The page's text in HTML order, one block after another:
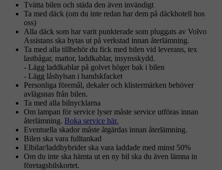
Tvätta bilen och städa den även invändigt
Ta med däck (om du inte redan har dem på däckhotell hos
oss)
Alla däck som har varit punkterade som pluggats av Volvo
Assistans ska bytas ut på verkstad innan återlämning.
Ta med alla tillbehör du fick med bilen vid leverans, tex
lastbågar, mattor, laddkablar, insynsskydd.
- Lägg laddkablar på golvet höger bak i bilen
- Lägg låshylsan i handskfacket
Personliga föremål, dekaler och klistermärken behöver
avlägsnas från bilen.
Ta med alla bilnycklarna
Om lampan för service lyser måste service utföras innan
återlämning. Boka service här.
Eventuella skador måste åtgärdas innan återlämning.
Bilen ska vara fulltankad
Elbilar/laddhybrider ska vara laddade med minst 50%
Om du inte ska hämta ut en ny bil ska du även lämna in
företagsbilskortet.